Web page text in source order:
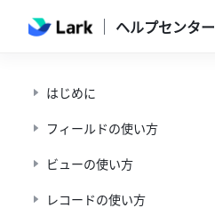
ヘルプセンター
はじめに
フィールドの使い方
ビューの使い方
レコードの使い方